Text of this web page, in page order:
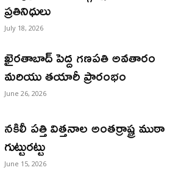
ప్రతినిధులు
July 18, 2026
ఖైరతాబాద్ పెద్ద గణపతి అవతారం
మరియు తయారీ ప్రారంభం
June 26, 2026
నకిలీ పత్తి విత్తనాల అంతర్రాష్ట్ర ముఠా
గుట్టురట్టు
June 15, 2026